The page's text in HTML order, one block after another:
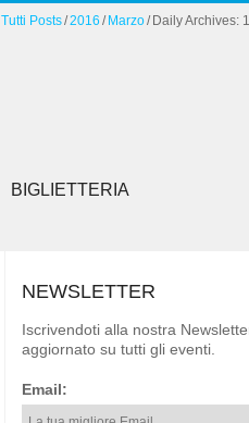
Tutti Posts 2016 Marzo Daily Archives:
BIGLIETTERIA
NEWSLETTER
Iscrivendoti alla nostra
aggiornato su tutti gli eventi.
Email: